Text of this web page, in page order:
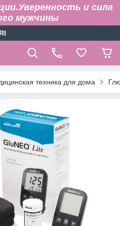
и сила
мужчины
техника для дома